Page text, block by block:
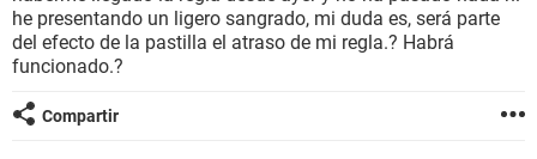
he presentando un ligero sangrado, mi duda es, será parte
del efecto de la pastilla el atraso de mi regla.? Habrá
funcionado.?
Compartir